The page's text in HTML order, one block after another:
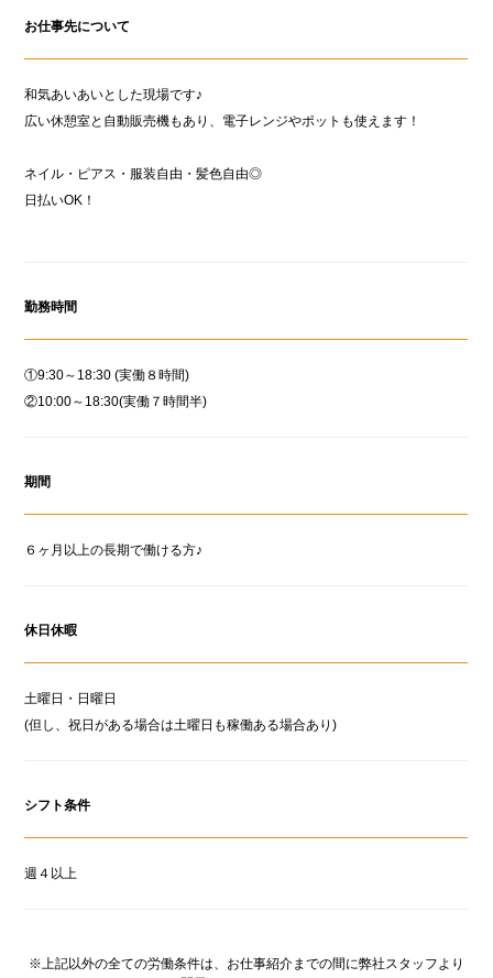
お仕事先について
和気あいあいとした現場です♪
広い休憩室と自動販売機もあり、電子レンジやポットも使えます！
ネイル・ピアス・服装自由・髪色自由◎
日払いOK！
勤務時間
①9:30～18:30 (実働８時間)
②10:00～18:30(実働７時間半)
期間
６ヶ月以上の長期で働ける方♪
休日休暇
土曜日・日曜日
(但し、祝日がある場合は土曜日も稼働ある場合あり)
シフト条件
週４以上
※上記以外の全ての労働条件は、お仕事紹介までの間に弊社スタッフより